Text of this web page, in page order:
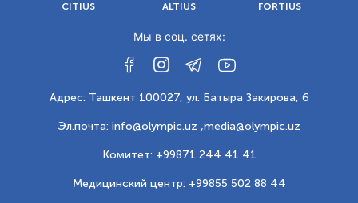
CITIUS ALTIUS FORTIUS
Мы в соц. сетях:
Адрес: Ташкент 100027, ул. Батыра Закирова, 6
Эл.почта: info@olympic.uz ,media@olympic.uz
Комитет: +99871 244 41 41
Медицинский центр: +99855 502 88 44